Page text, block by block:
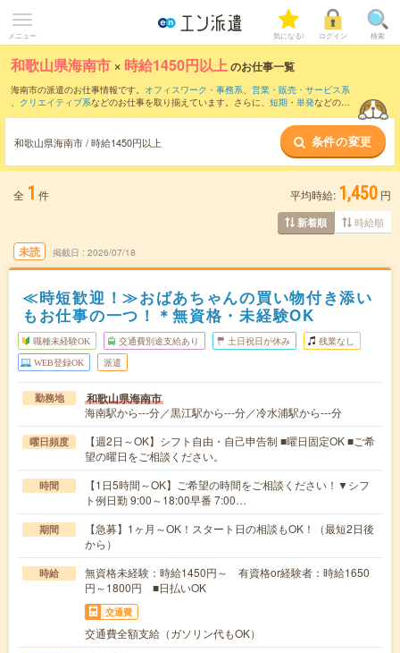
メニュー 気になる! ログイン 検索
和歌山県海南市 × 時給1450円以上のお仕事一覧
海南市の派遣のお仕事情報です。 オフィスワーク・事務系、 営業・販売・サービス系
、 クリエイティブ系などのお仕事を取り揃えています。さらに、 短期 ・ 単発などの期
和歌山県海南市 / 時給1450円以上 条件の変更
全 1 件 平均時給: 1,450 円
新着順 時給順
未読 掲載日 2026/07/18
≪時短歓迎！≫おばあちゃんの買い物付き添い
もお仕事の一つ！＊無資格・未経験OK
職種未経験OK 交通費別途支給あり 土日祝日が休み 残業なし
WEB登録OK 派遣
勤務地 和歌山県海南市
海南駅から---分／黒江駅から---分／冷水浦駅から---分
曜日頻度
【週2日～OK】シフト自由・自己申告制 ■曜日固定OK ■ご希
望の曜日をご相談ください。
時間
【1日5時間～OK】ご希望の時間をご相談ください！▼シフ
ト例日勤 9:00～18:00早番 7:00…
期間
【急募】1ヶ月～OK！スタート日の相談もOK！（最短2日後
から）
時給
無資格未経験：時給1450円～ 有資格or経験者：時給1650
円～1800円 ■日払いOK
交通費
交通費全額支給（ガソリン代もOK）